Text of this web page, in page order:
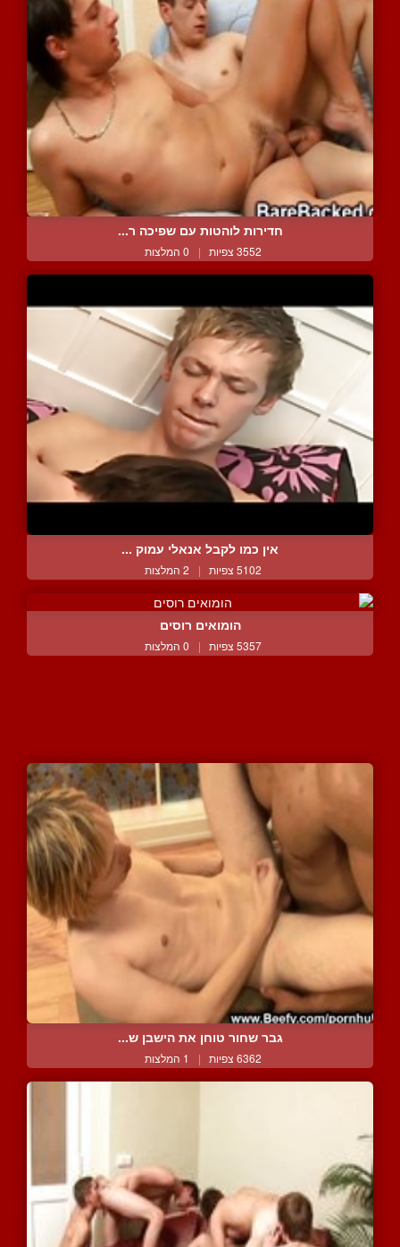
חדירות לוהטות עם שפיכה ר...
3552 צפיות | 0 המלצות
אין כמו לקבל אנאלי עמוק ...
5102 צפיות | 2 המלצות
הומואים רוסים
5357 צפיות | 0 המלצות
גבר שחור טוחן את הישבן ש...
6362 צפיות | 1 המלצות